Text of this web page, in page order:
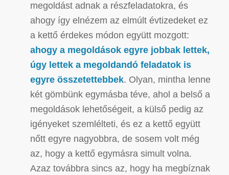
megoldást adnak a részfeladatokra, és
ahogy így elnézem az elmúlt évtizedeket ez
a kettő érdekes módon együtt mozgott:
ahogy a megoldások egyre jobbak lettek,
úgy lettek a megoldandó feladatok is
egyre összetettebbek. Olyan, mintha lenne
két gömbünk egymásba téve, ahol a belső a
megoldások lehetőségeit, a külső pedig az
igényeket szemlélteti, és ez a kettő együtt
nőtt egyre nagyobbra, de sosem volt még
az, hogy a kettő egymásra simult volna.
Azaz továbbra sincs az, hogy ha megbíznak